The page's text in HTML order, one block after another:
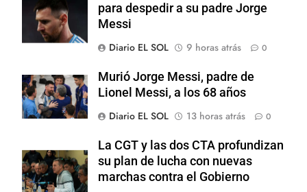
para despedir a su padre Jorge
Messi
Diario EL SOL
9 horas atrás 0
Murió Jorge Messi, padre de
Lionel Messi, a los 68 años
Diario EL SOL
13 horas atrás 0
La CGT y las dos CTA profundizan
su plan de lucha con nuevas
marchas contra el Gobierno